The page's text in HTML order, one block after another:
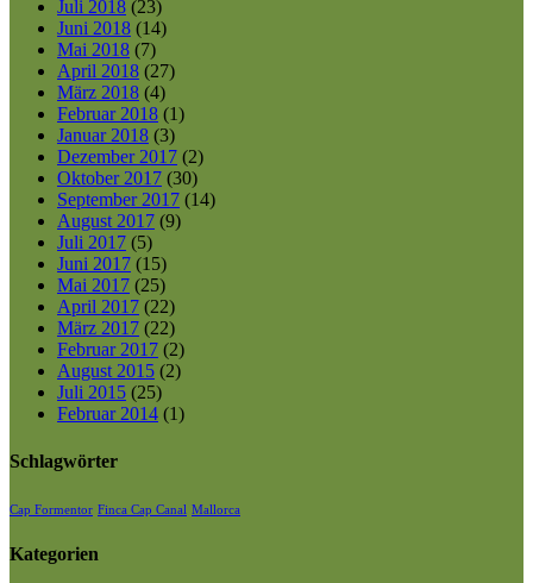
Juli 2018 (23)
Juni 2018 (14)
Mai 2018 (7)
April 2018 (27)
März 2018 (4)
Februar 2018 (1)
Januar 2018 (3)
Dezember 2017 (2)
Oktober 2017 (30)
September 2017 (14)
August 2017 (9)
Juli 2017 (5)
Juni 2017 (15)
Mai 2017 (25)
April 2017 (22)
März 2017 (22)
Februar 2017 (2)
August 2015 (2)
Juli 2015 (25)
Februar 2014 (1)
Schlagwörter
Cap Formentor Finca Cap Canal Mallorca
Kategorien